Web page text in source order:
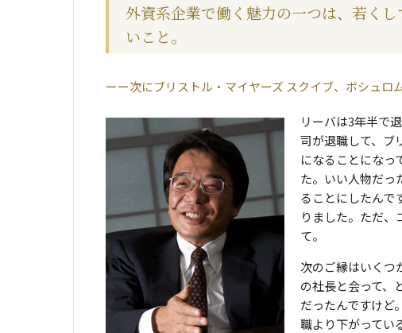
外資系企業で働く魅力の一つは、若く
いこと。
次にブリストル・マイヤーズ スクイブ、ボシュロ
リーバは3年半で
司が退職して、ブ
になることになっ
た。いい人物だっ
ることにしたんで
りました。ただ、
て。
次のご縁はいくつ
の社長と会って、
だったんですけど
職より下がってい